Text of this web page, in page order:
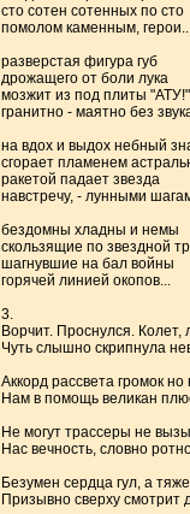
сто сотен сотенных по сто
помолом каменным, герои...
разверстая фигура губ
дрожащего от боли лука
мозжит из под плиты "АТУ!"
гранитно - маятно без
на вдох и выдох небный
сгорает пламенем
ракетой падает звезда
навстречу, - лунными
бездомны хладны и немы
скользящие по звездной
шагнувшие на бал войны
горячей линией окопов...
3.
Ворчит. Проснулся. Колет,
Чуть слышно скрипнула
Аккорд рассвета громок
Нам в помощь великан
Не могут трассеры не
Нас вечность, словно
Безумен сердца гул, а
Призывно сверху смотрит